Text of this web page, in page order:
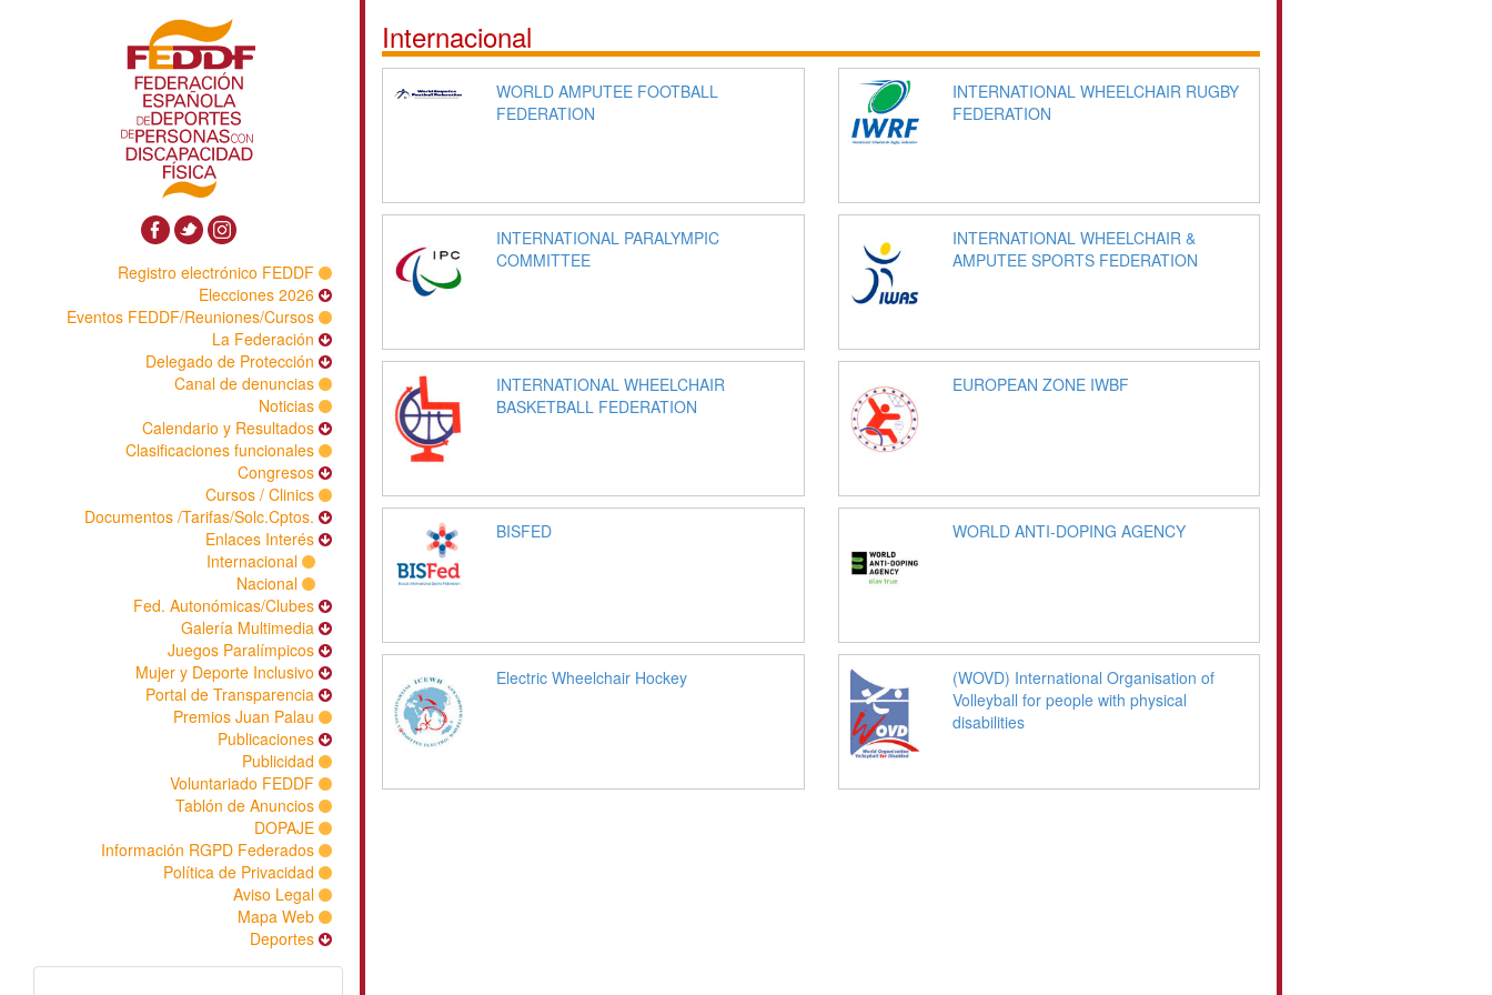
Registro electrónico FEDDF
Elecciones 2026
Eventos FEDDF/Reuniones/Cursos
La Federación
Delegado de Protección
Canal de denuncias
Noticias
Calendario y Resultados
Clasificaciones funcionales
Congresos
Cursos / Clinics
Documentos /Tarifas/Solc.Cptos.
Enlaces Interés
Internacional
Nacional
Fed. Autonómicas/Clubes
Galería Multimedia
Juegos Paralímpicos
Mujer y Deporte Inclusivo
Portal de Transparencia
Premios Juan Palau
Publicaciones
Publicidad
Voluntariado FEDDF
Tablón de Anuncios
DOPAJE
Información RGPD Federados
Política de Privacidad
Aviso Legal
Mapa Web
Deportes
Internacional
WORLD AMPUTEE FOOTBALL
FEDERATION
INTERNATIONAL WHEELCHAIR RUGBY
FEDERATION
INTERNATIONAL PARALYMPIC
COMMITTEE
INTERNATIONAL WHEELCHAIR &
AMPUTEE SPORTS FEDERATION
INTERNATIONAL WHEELCHAIR
BASKETBALL FEDERATION
EUROPEAN ZONE IWBF
BISFED WORLD ANTI-DOPING AGENCY
Electric Wheelchair Hockey
(WOVD) International Organisation of
Volleyball for people with physical
disabilities